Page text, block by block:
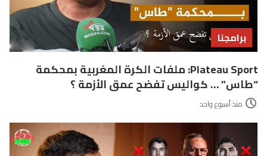
برامجنا
Plateau Sport: ملفات الكرة المغربية بمحكمة
“طاس” … كواليس تفضح عمق الأزمة ؟
منذ أسبوع واحد